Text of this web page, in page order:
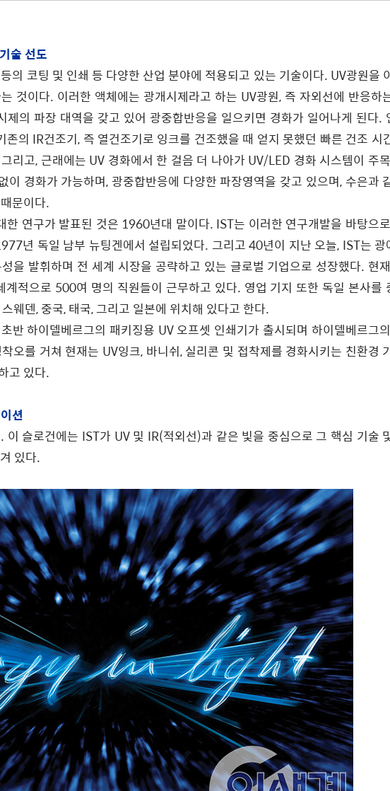
술 선도
의 코팅 및 인쇄 등 다양한 산업 분야에 적용되고 있는 기술이다. UV광원을
것이다. 이러한 액체에는 광개시제라고 하는 UV광원, 즉 자외선에 반응하
제의 파장 대역을 갖고 있어 광중합반응을 일으키면 경화가 일어나게 된다.
의 IR건조기, 즉 열건조기로 잉크를 건조했을 때 얻지 못했던 빠른 건조 시
리고, 근래에는 UV 경화에서 한 걸음 더 나아가 UV/LED 경화 시스템이 주
경화가 가능하며, 광중합반응에 다양한 파장영역을 갖고 있으며, 수은과
문이다.
한 연구가 발표된 것은 1960년대 말이다. IST는 이러한 연구개발을 바탕으
년 독일 남부 뉴팅겐에서 설립되었다. 그리고 40년이 지난 오늘, IST는 광
을 발휘하며 전 세계 시장을 공략하고 있는 글로벌 기업으로 성장했다. 현
적으로 500여 명의 직원들이 근무하고 있다. 영업 기지 또한 독일 본사를
웨덴, 중국, 태국, 그리고 일본에 위치해 있다고 한다.
반 하이델베르그의 패키징용 UV 오프셋 인쇄기가 출시되며 하이델베르그
오를 거쳐 현재는 UV잉크, 바니쉬, 실리콘 및 접착제를 경화시키는 친환경
고 있다.
션
슬로건에는 IST가 UV 및 IR(적외선)과 같은 빛을 중심으로 그 핵심 기술
있다.